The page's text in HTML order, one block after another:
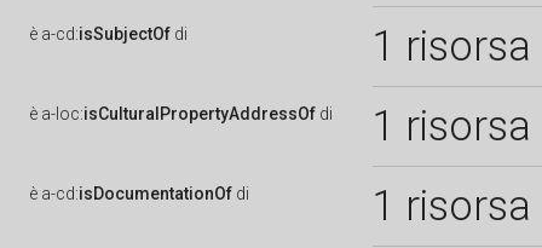
è a-cd:isSubjectOf di 1 risorsa
è a-loc:isCulturalPropertyAddressOf di 1 risorsa
è a-cd:isDocumentationOf di 1 risorsa